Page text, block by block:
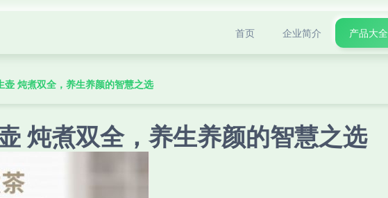
首页 企业简介 产品大全
壶 炖煮双全，养生养颜的智慧之选
炖煮双全，养生养颜的智慧之选